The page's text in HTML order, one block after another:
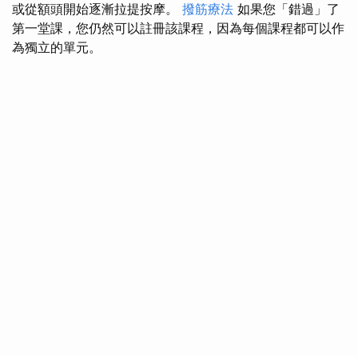
或從額頭開始逐漸拉提按摩。 撥筋療法 如果您「錯過」了
第一堂課，您仍然可以註冊該課程，因為每個課程都可以作
為獨立的單元。